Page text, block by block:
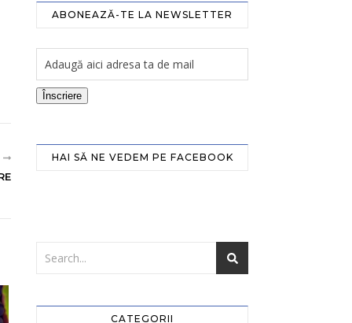
ABONEAZĂ-TE LA NEWSLETTER
Înscriere
HAI SĂ NE VEDEM PE FACEBOOK
CATEGORII